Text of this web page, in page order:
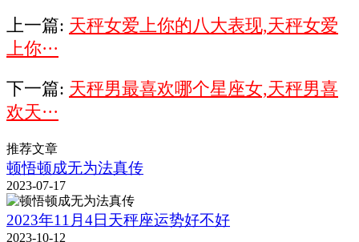
上一篇: 天秤女爱上你的八大表现,天秤女爱
上你···
下一篇: 天秤男最喜欢哪个星座女,天秤男喜
欢天···
推荐文章
顿悟顿成无为法真传
2023-07-17
2023年11月4日天秤座运势好不好
2023-10-12